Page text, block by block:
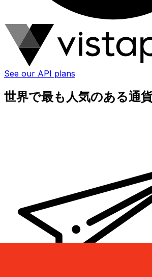
See our API plans
世界で最も人気のある通